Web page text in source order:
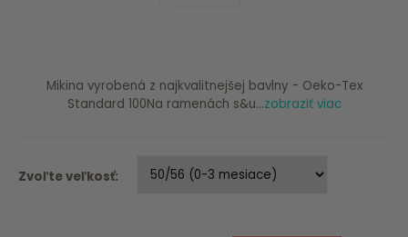
Mikina vyrobená z najkvalitnejšej bavlny - Oeko-Tex
Standard 100Na ramenách s&u...zobraziť viac
Zvoľte veľkosť: